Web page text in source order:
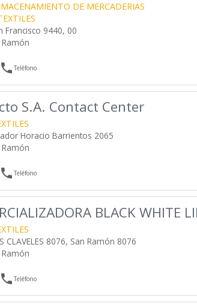
DE MERCADERIAS
Francisco 9440, 00
Ramón
Teléfono
S.A. Contact Center
Horacio Barrientos 2065
Ramón
Teléfono
BLACK WHITE
CLAVELES 8076, San Ramón 8076
Ramón
Teléfono